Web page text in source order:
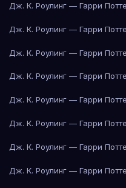
Дж. К. Роулинг — Гарри
Дж. К. Роулинг — Гарри
Дж. К. Роулинг — Гарри
Дж. К. Роулинг — Гарри
Дж. К. Роулинг — Гарри
Дж. К. Роулинг — Гарри
Дж. К. Роулинг — Гарри
Дж. К. Роулинг — Гарри